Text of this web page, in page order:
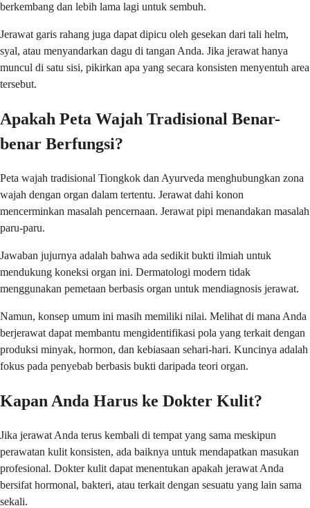
berkembang dan lebih lama lagi untuk sembuh.
Jerawat garis rahang juga dapat dipicu oleh gesekan dari tali helm,
syal, atau menyandarkan dagu di tangan Anda. Jika jerawat hanya
muncul di satu sisi, pikirkan apa yang secara konsisten menyentuh area
tersebut.
Apakah Peta Wajah Tradisional Benar-
benar Berfungsi?
Peta wajah tradisional Tiongkok dan Ayurveda menghubungkan zona
wajah dengan organ dalam tertentu. Jerawat dahi konon
mencerminkan masalah pencernaan. Jerawat pipi menandakan masalah
paru-paru.
Jawaban jujurnya adalah bahwa ada sedikit bukti ilmiah untuk
mendukung koneksi organ ini. Dermatologi modern tidak
menggunakan pemetaan berbasis organ untuk mendiagnosis jerawat.
Namun, konsep umum ini masih memiliki nilai. Melihat di mana Anda
berjerawat dapat membantu mengidentifikasi pola yang terkait dengan
produksi minyak, hormon, dan kebiasaan sehari-hari. Kuncinya adalah
fokus pada penyebab berbasis bukti daripada teori organ.
Kapan Anda Harus ke Dokter Kulit?
Jika jerawat Anda terus kembali di tempat yang sama meskipun
perawatan kulit konsisten, ada baiknya untuk mendapatkan masukan
profesional. Dokter kulit dapat menentukan apakah jerawat Anda
bersifat hormonal, bakteri, atau terkait dengan sesuatu yang lain sama
sekali.